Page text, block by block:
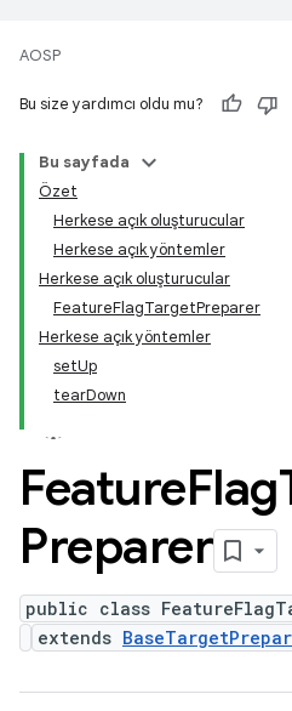
AOSP
Bu size yardımcı oldu mu?
Bu sayfada
Özet
Herkese açık oluşturucular
Herkese açık yöntemler
Herkese açık oluşturucular
FeatureFlagTargetPreparer
Herkese açık yöntemler
setUp
tearDown
FeatureFlag
Preparer
public class
extends